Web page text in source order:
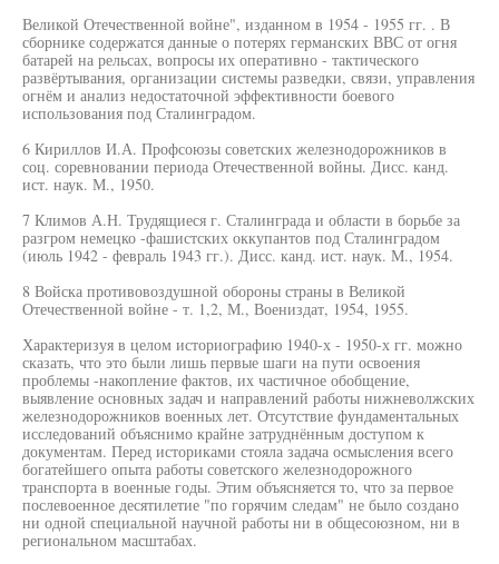
Великой Отечественной войне", изданном в 1954 - 1955 гг. . В
сборнике содержатся данные о потерях германских ВВС от огня
батарей на рельсах, вопросы их оперативно - тактического
развёртывания, организации системы разведки, связи, управления
огнём и анализ недостаточной эффективности боевого
использования под Сталинградом.
6 Кириллов И.А. Профсоюзы советских железнодорожников в
соц. соревновании периода Отечественной войны. Дисс. канд.
ист. наук. М., 1950.
7 Климов А.Н. Трудящиеся г. Сталинграда и области в борьбе за
разгром немецко -фашистских оккупантов под Сталинградом
(июль 1942 - февраль 1943 гг.). Дисс. канд. ист. наук. М., 1954.
8 Войска противовоздушной обороны страны в Великой
Отечественной войне - т. 1,2, М., Воениздат, 1954, 1955.
Характеризуя в целом историографию 1940-х - 1950-х гг. можно
сказать, что это были лишь первые шаги на пути освоения
проблемы -накопление фактов, их частичное обобщение,
выявление основных задач и направлений работы нижневолжских
железнодорожников военных лет. Отсутствие фундаментальных
исследований объяснимо крайне затруднённым доступом к
документам. Перед историками стояла задача осмысления всего
богатейшего опыта работы советского железнодорожного
транспорта в военные годы. Этим объясняется то, что за первое
послевоенное десятилетие "по горячим следам" не было создано
ни одной специальной научной работы ни в общесоюзном, ни в
региональном масштабах.